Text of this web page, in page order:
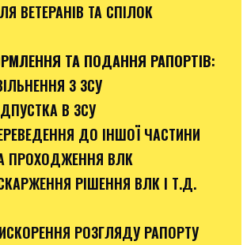
ВЕТЕРАНІВ ТА СПІЛОК
ТА ПОДАННЯ РАПОРТІВ:
З ЗСУ
В ЗСУ
ДО ІНШОЇ ЧАСТИНИ
ПРОХОДЖЕННЯ ВЛК
РІШЕННЯ ВЛК І Т.Д.
РОЗГЛЯДУ РАПОРТУ